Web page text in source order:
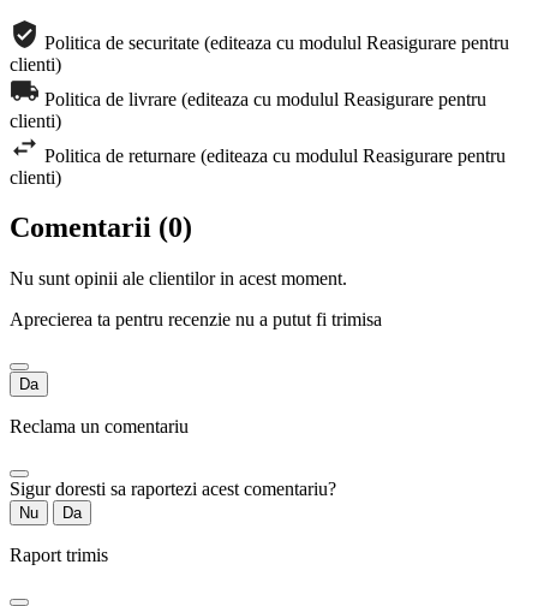
Politica de securitate (editeaza cu modulul Reasigurare pentru
clienti)
Politica de livrare (editeaza cu modulul Reasigurare pentru
clienti)
Politica de returnare (editeaza cu modulul Reasigurare pentru
clienti)
Comentarii (0)
Nu sunt opinii ale clientilor in acest moment.
Aprecierea ta pentru recenzie nu a putut fi trimisa
Da
Reclama un comentariu
Sigur doresti sa raportezi acest comentariu?
Nu Da
Raport trimis